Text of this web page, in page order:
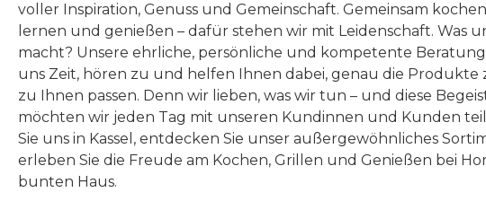
voller Inspiration, Genuss und Gemeinschaft. Gemeinsam
lernen und genießen – dafür stehen wir mit Leidenschaft. Was
macht? Unsere ehrliche, persönliche und kompetente
uns Zeit, hören zu und helfen Ihnen dabei, genau die Produkte
zu Ihnen passen. Denn wir lieben, was wir tun – und diese
möchten wir jeden Tag mit unseren Kundinnen und Kunden
Sie uns in Kassel, entdecken Sie unser außergewöhnliches
erleben Sie die Freude am Kochen, Grillen und Genießen bei
bunten Haus.